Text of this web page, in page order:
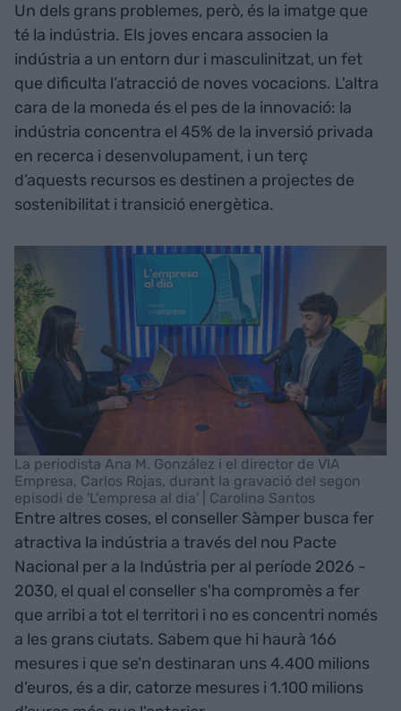
Un dels grans problemes, però, és la imatge que
té la indústria. Els joves encara associen la
indústria a un entorn dur i masculinitzat, un fet
que dificulta l’atracció de noves vocacions. L'altra
cara de la moneda és el pes de la innovació: la
indústria concentra el 45% de la inversió privada
en recerca i desenvolupament, i un terç
d’aquests recursos es destinen a projectes de
sostenibilitat i transició energètica.
La periodista Ana M. González i el director de VIA
Empresa, Carlos Rojas, durant la gravació del segon
episodi de 'L'empresa al dia' | Carolina Santos
Entre altres coses, el conseller Sàmper busca fer
atractiva la indústria a través del nou Pacte
Nacional per a la Indústria per al període 2026 -
2030, el qual el conseller s'ha compromès a fer
que arribi a tot el territori i no es concentri només
a les grans ciutats. Sabem que hi haurà 166
mesures i que se’n destinaran uns 4.400 milions
d’euros, és a dir, catorze mesures i 1.100 milions